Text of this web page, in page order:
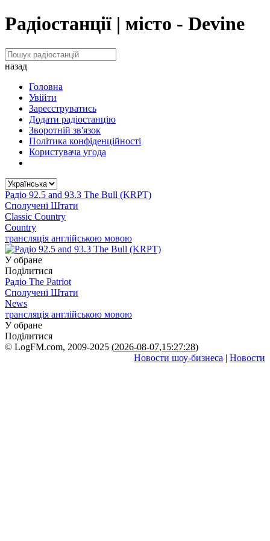
Радіостанції | місто - Devine
назад
Головна
Увійти
Зареєструватись
Додати радіостанцію
Зворотній зв'язок
Політика конфіденційності
Користувача угода
Радіо 92.5 and 93.3 The Bull (KRPT)
Сполучені Штати
Classic Country
Country
трансляція англійською мовою
У обране
Поділитися
Радіо The Patriot
Сполучені Штати
News
трансляція англійською мовою
У обране
Поділитися
© LogFM.com, 2009-2025 (2026-08-07,15:27:28)
Новости шоу-бизнеса | Новости